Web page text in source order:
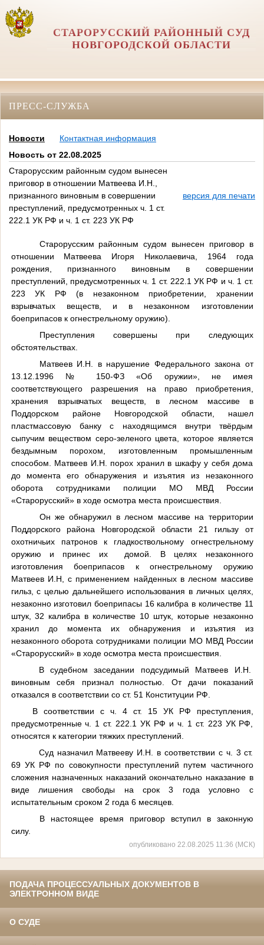
СТАРОРУССКИЙ РАЙОННЫЙ СУД
НОВГОРОДСКОЙ ОБЛАСТИ
ПРЕСС-СЛУЖБА
Новости
Контактная информация
Новость от 22.08.2025
Старорусским районным судом вынесен
приговор в отношении Матвеева И.Н.,
признанного виновным в совершении
преступлений, предусмотренных ч. 1 ст.
222.1 УК РФ и ч. 1 ст. 223 УК РФ
версия для печати
Старорусским районным судом вынесен приговор в
отношении Матвеева Игоря Николаевича, 1964 года
рождения, признанного виновным в совершении
преступлений, предусмотренных ч. 1 ст. 222.1 УК РФ и ч. 1 ст.
223 УК РФ (в незаконном приобретении, хранении
взрывчатых веществ, и в незаконном изготовлении
боеприпасов к огнестрельному оружию).
Преступления совершены при следующих
обстоятельствах.
Матвеев И.Н. в нарушение Федерального закона от
13.12.1996 № 150-ФЗ «Об оружии», не имея
соответствующего разрешения на право приобретения,
хранения взрывчатых веществ, в лесном массиве в
Поддорском районе Новгородской области, нашел
пластмассовую банку с находящимся внутри твёрдым
сыпучим веществом серо-зеленого цвета, которое является
бездымным порохом, изготовленным промышленным
способом. Матвеев И.Н. порох хранил в шкафу у себя дома
до момента его обнаружения и изъятия из незаконного
оборота сотрудниками полиции МО МВД России
«Старорусский» в ходе осмотра места происшествия.
Он же обнаружил в лесном массиве на территории
Поддорского района Новгородской области 21 гильзу от
охотничьих патронов к гладкоствольному огнестрельному
оружию и принес их
домой. В целях незаконного
изготовления боеприпасов к огнестрельному оружию
Матвеев И.Н, с применением найденных в лесном массиве
гильз, с целью дальнейшего использования в личных целях,
незаконно изготовил боеприпасы 16 калибра в количестве 11
штук, 32 калибра в количестве 10 штук, которые незаконно
хранил до момента их обнаружения и изъятия из
незаконного оборота сотрудниками полиции МО МВД России
«Старорусский» в ходе осмотра места происшествия.
В судебном заседании подсудимый Матвеев И.Н.
виновным себя признал полностью. От дачи показаний
отказался в соответствии со ст. 51 Конституции РФ.
В соответствии с ч. 4 ст. 15 УК РФ преступления,
предусмотренные ч. 1 ст. 222.1 УК РФ и ч. 1 ст. 223 УК РФ,
относятся к категории тяжких преступлений.
Суд назначил Матвееву И.Н. в соответствии с ч. 3 ст.
69 УК РФ по совокупности преступлений путем частичного
сложения назначенных наказаний окончательно наказание в
виде лишения свободы на срок 3 года условно с
испытательным сроком 2 года 6 месяцев.
В настоящее время приговор вступил в законную
силу.
опубликовано 22.08.2025 11:36 (МСК)
ПОДАЧА ПРОЦЕССУАЛЬНЫХ ДОКУМЕНТОВ В
ЭЛЕКТРОННОМ ВИДЕ
О СУДЕ